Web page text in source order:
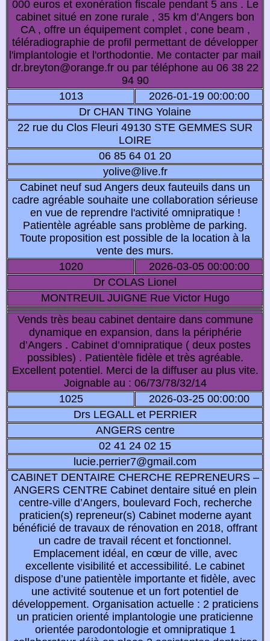
000 euros et exonération fiscale pendant 5 ans . Le
cabinet situé en zone rurale , 35 km d’Angers bon
CA , offre un équipement complet , cone beam ,
téléradiographie de profil permettant de développer
l'implantologie et l'orthodontie. Me contacter par mail
dr.breyton@orange.fr ou par téléphone au 06 38 22
94 90
1013
2026-01-19 00:00:00
Dr CHAN TING Yolaine
22 rue du Clos Fleuri 49130 STE GEMMES SUR
LOIRE
06 85 64 01 20
yolive@live.fr
Cabinet neuf sud Angers deux fauteuils dans un
cadre agréable souhaite une collaboration sérieuse
en vue de reprendre l'activité omnipratique !
Patientèle agréable sans problème de parking.
Toute proposition est possible de la location à la
vente des murs.
1020
2026-03-05 00:00:00
Dr COLAS Lionel
MONTREUIL JUIGNE Rue Victor Hugo
Vends très beau cabinet dentaire dans commune
dynamique en expansion, dans la périphérie
d’Angers . Cabinet d’omnipratique ( deux postes
possibles) . Patientèle fidèle et très agréable.
Excellent potentiel. Merci de la diffuser au plus vite.
Joignable au : 06/73/78/32/14
1025
2026-03-25 00:00:00
Drs LEGALL et PERRIER
ANGERS centre
02 41 24 02 15
lucie.perrier7@gmail.com
CABINET DENTAIRE CHERCHE REPRENEURS –
ANGERS CENTRE Cabinet dentaire situé en plein
centre-ville d’Angers, boulevard Foch, recherche
praticien(s) repreneur(s) Cabinet moderne ayant
bénéficié de travaux de rénovation en 2018, offrant
un cadre de travail récent et fonctionnel.
Emplacement idéal, en cœur de ville, avec
excellente visibilité et accessibilité. Le cabinet
dispose d’une patientèle importante et fidèle, avec
une activité soutenue et un fort potentiel de
développement. Organisation actuelle : 2 praticiens
un praticien orienté implantologie une praticienne
orientée parodontologie et omnipratique 1